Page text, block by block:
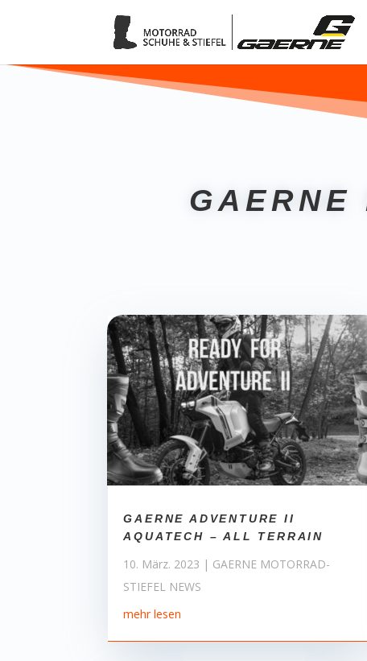
GAERNE
GAERNE ADVENTURE II
AQUATECH – ALL TERRAIN
10. März. 2023 | GAERNE MOTORRAD-
STIEFEL NEWS
mehr lesen